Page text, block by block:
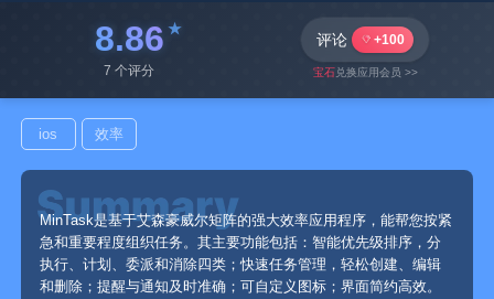
8.86
7 个评分
评论 +100
宝石兑换应用会员 >>
ios 效率
MinTask是基于艾森豪威尔矩阵的强大效率应用程序，能帮您按紧
急和重要程度组织任务。其主要功能包括：智能优先级排序，分
执行、计划、委派和消除四类；快速任务管理，轻松创建、编辑
和删除；提醒与通知及时准确；可自定义图标；界面简约高效。